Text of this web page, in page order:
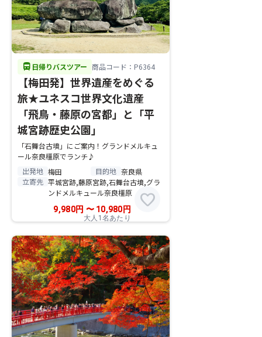
directions_bus 日帰りバスツアー 商品コード：P6364
【梅田発】世界遺産をめぐる
旅★ユネスコ世界文化遺産
「飛鳥・藤原の宮都」と「平
城宮跡歴史公園」
「石舞台古墳」にご案内！グランドメルキュ
ール奈良橿原でランチ♪
出発地 梅田 目的地 奈良県
立寄先 平城宮跡,藤原宮跡,石舞台古墳,グラ
ンドメルキュール奈良橿原
9,980円 〜10,980 円
大人1名あたり
favorite